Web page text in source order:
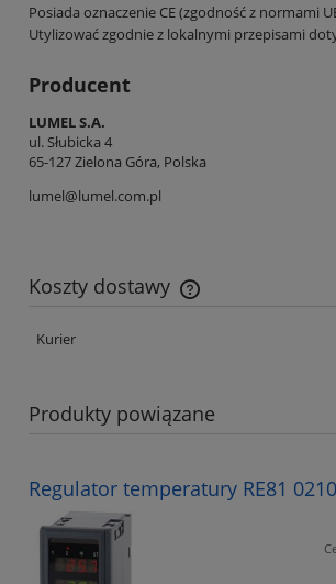
Posiada oznaczenie CE (zgodność z normami
Utylizować zgodnie z lokalnymi przepisami
Producent
LUMEL S.A.
ul. Słubicka 4
65-127 Zielona Góra, Polska
lumel@lumel.com.pl
Koszty dostawy
Cena nie zawiera ewentualnych kosztów
Kurier
Produkty powiązane
Regulator temperatury RE81